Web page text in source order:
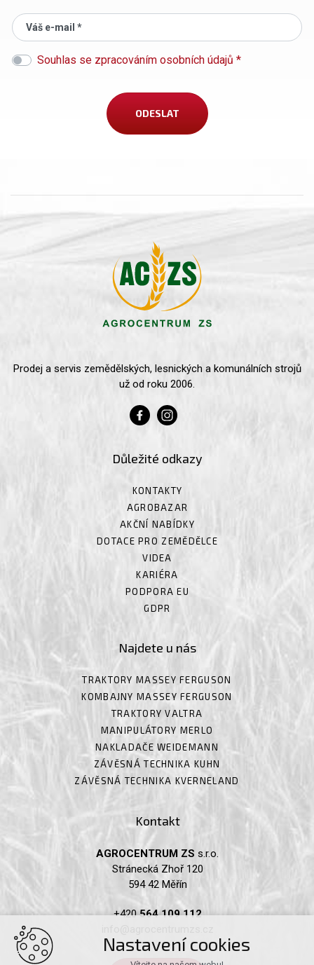
Váš e-mail *
Souhlas se zpracováním osobních údajů *
Prodej a servis zemědělských, lesnických a komunálních strojů
už od roku 2006.
Důležité odkazy
KONTAKTY
AGROBAZAR
AKČNÍ NABÍDKY
DOTACE PRO ZEMĚDĚLCE
VIDEA
KARIÉRA
PODPORA EU
GDPR
Najdete u nás
TRAKTORY MASSEY FERGUSON
KOMBAJNY MASSEY FERGUSON
TRAKTORY VALTRA
MANIPULÁTORY MERLO
NAKLADAČE WEIDEMANN
ZÁVĚSNÁ TECHNIKA KUHN
ZÁVĚSNÁ TECHNIKA KVERNELAND
Kontakt
AGROCENTRUM ZS s.r.o.
Stránecká Zhoř 120
594 42 Měřín
+420564 109 112
Nastavení cookies